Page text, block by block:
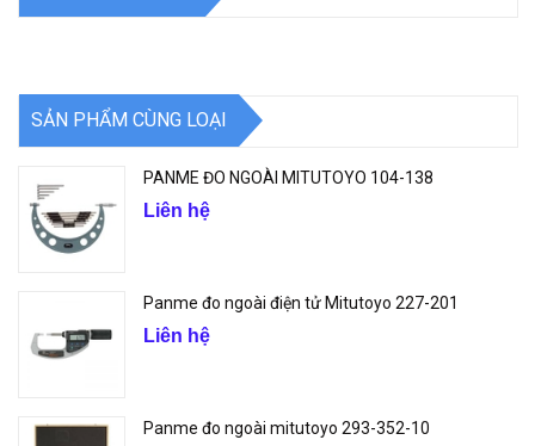
SẢN PHẨM CÙNG LOẠI
PANME ĐO NGOÀI MITUTOYO 104-138
Liên hệ
Panme đo ngoài điện tử Mitutoyo 227-201
Liên hệ
Panme đo ngoài mitutoyo 293-352-10